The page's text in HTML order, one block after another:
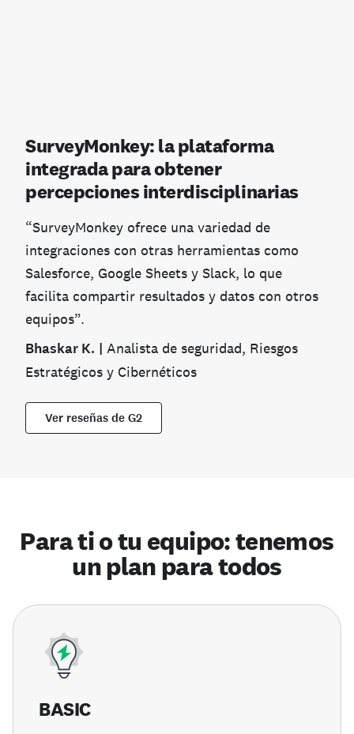
SurveyMonkey: la plataforma
integrada para obtener
percepciones interdisciplinarias
“SurveyMonkey ofrece una variedad de
integraciones con otras herramientas como
Salesforce, Google Sheets y Slack, lo que
facilita compartir resultados y datos con otros
equipos”.
Bhaskar K. | Analista de seguridad, Riesgos
Estratégicos y Cibernéticos
Ver reseñas de G2
Para ti o tu equipo: tenemos
un plan para todos
BASIC